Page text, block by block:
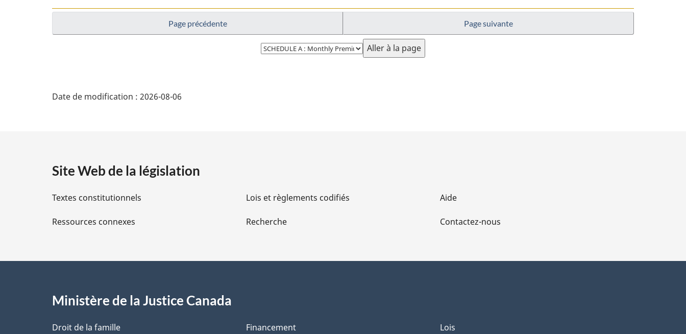
Page précédente Page suivante
Choisissez
la
i
l
s
l
a
Date de modification : 2026-08-06
Site Web de la législation
Textes constitutionnels
Ressources connexes
Lois et règlements codifiés
Recherche
Aide
Contactez-nous
Ministère de la Justice Canada
Droit de la famille Financement Lois